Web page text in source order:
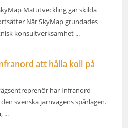
Mätutveckling går skilda
När SkyMap grundades
konsultverksamhet ...
att hålla koll på
har Infranord
svenska järnvägens spårlägen.
...